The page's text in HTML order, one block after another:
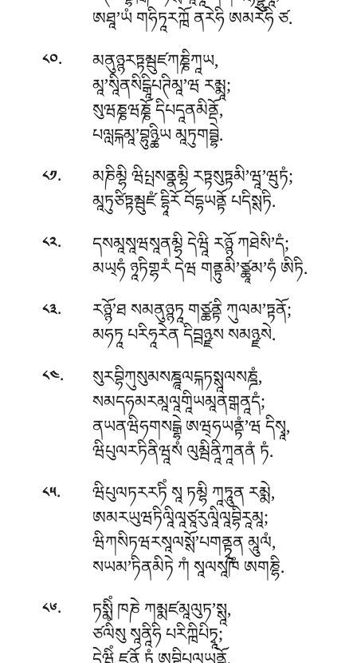
ཨཐཱ’ཡཾ གཧིཏཱརཀྑོ ནརེཧི ཨམརེཧི ཙ.
༨༠. མནུཉྙརཏྟམྦུཛཀཎྞིཀཱཡ,
མཱ’སཱིནསིངྒཱིཔཊིམཱ’ཝ རམྨཱ;
སུཝཎྞཝཎྞོ དིཔདཱནམིནྡོ,
པལླངྐམཱ’བྷུཉྪིཡ མཱཏུགབྦྷེ.
༨༡. མཎིམྷི ཝིཔྤསནྣམྷི རཏྟསུཏྟམི’ཝཱ’ཝུཏཾ;
མཱཏུཙིཏྟམྦུཛཾ དྷཱིརོ བོདྷཡནྟོ པདིསྶཏི.
༨༢. དསམཱསཱཝསཱནམྷི དེཝཱི རཉྙོ ཀཐེསི’དཾ;
མཡ྄ཧཾ ཉཱཏིགྷརཾ དེཝ གནྟུམི’ཙྪཱམ’ཧཾ ཨིཏི.
༨༣. རཉྙོ’ཐ སམནུཉྙཏཱ གཙྪནྟི ཀུལམ’ཏྟནོ;
མཧཏཱ པརིཧཱརེན དིབྦཉྫས སམཉྫསེ.
༨༤. སུརབྷིཀུསུམསཎྜཱལངྐཏསྶཱལསཎྜཾ,
སམདཧམརམཱལཱགཱིཡམཱནགྒནཱདཾ;
ནཡནཝིཧགསངྒྷེ ཨཝ྄ཧཡནྟཾ’ཝ དིསྭཱ,
ཝིཔུལརཏིནིཝཱསཾ ལུམྦིནཱིཀཱནནཾ ཏཾ.
༨༥. ཝིཔུལཏརརཏིཾ སཱ ཏམྷི ཀཱཏཱུན རམྨེ,
ཨམརཡུཝཏིལཱིལཱཙཱརུལཱིལཱབྷིརཱམཱ;
ཝིཀསིཏཝརསཱལསྶོ’པགནྟྭཱན མཱུལཾ,
སཡམ’ཏིནམིཏེ ཀཾ སཱལསཱཁཾ ཨགཎྷི.
༨༦. ཏསྨིཾ ཁཎེ ཀམྨཛམཱལུཏ’སྶཱ,
ཙལིཾསུ སཱནཱིཧི པརིཀྑིཔིཏྭཱ;